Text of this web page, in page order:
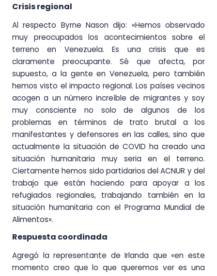
Crisis regional
Al respecto Byrne Nason dijo: «Hemos observado
muy preocupados los acontecimientos sobre el
terreno en Venezuela. Es una crisis que es
claramente preocupante. Sé que afecta, por
supuesto, a la gente en Venezuela, pero también
hemos visto el impacto regional. Los países vecinos
acogen a un número increíble de migrantes y soy
muy consciente no solo de algunos de los
problemas en términos de trato brutal a los
manifestantes y defensores en las calles, sino que
actualmente la situación de COVID ha creado una
situación humanitaria muy seria en el terreno.
Ciertamente hemos sido partidarios del ACNUR y del
trabajo que están haciendo para apoyar a los
refugiados regionales, trabajando también en la
situación humanitaria con el Programa Mundial de
Alimentos».
Respuesta coordinada
Agregó la representante de Irlanda que «en este
momento creo que lo que queremos ver es una